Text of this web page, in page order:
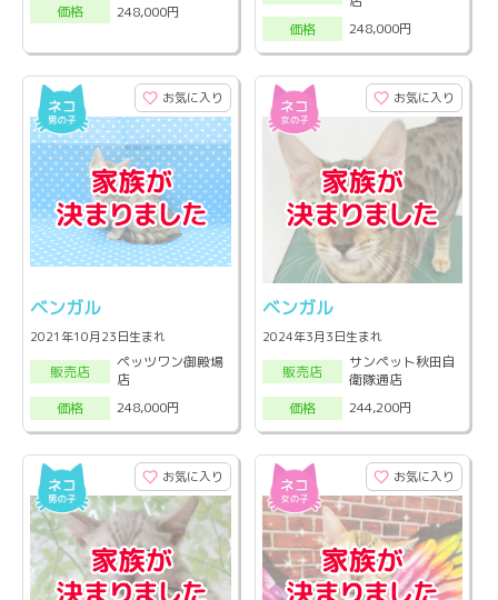
価格
248,000円
価格
248,000円
お気に入り
ベンガル
2021年10月23日生まれ
販売店
ペッツワン御殿場
店
価格
248,000円
お気に入り
ベンガル
2024年3月3日生まれ
販売店
サンペット秋田自
衛隊通店
価格
244,200円
お気に入り お気に入り